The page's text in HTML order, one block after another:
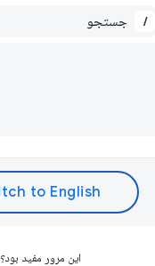
/
این مرور مفید بود؟